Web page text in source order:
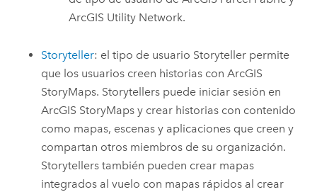
ArcGIS Utility Network.
Storyteller: el tipo de usuario Storyteller permite
que los usuarios creen historias conArcGIS
StoryMaps. Storytellers puede iniciar sesión en
ArcGIS StoryMaps y crear historias con contenido
como mapas, escenas y aplicaciones que creen y
compartan otros miembros de su organización.
Storytellers también pueden crear mapas
integrados al vuelo con mapas rápidos al crear